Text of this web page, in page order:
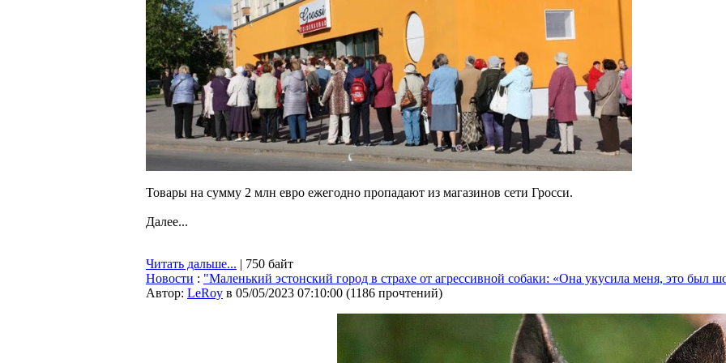
Товары на сумму 2 млн евро ежегодно пропадают из магазинов сети Гросси.
Далее...
Читать дальше... | 750 байт
Новости : "Маленький эстонский город в страхе от агрессивной собаки: «Она укусила меня, это был
Автор: LeRoy в 05/05/2023 07:10:00 (1186 прочтений)